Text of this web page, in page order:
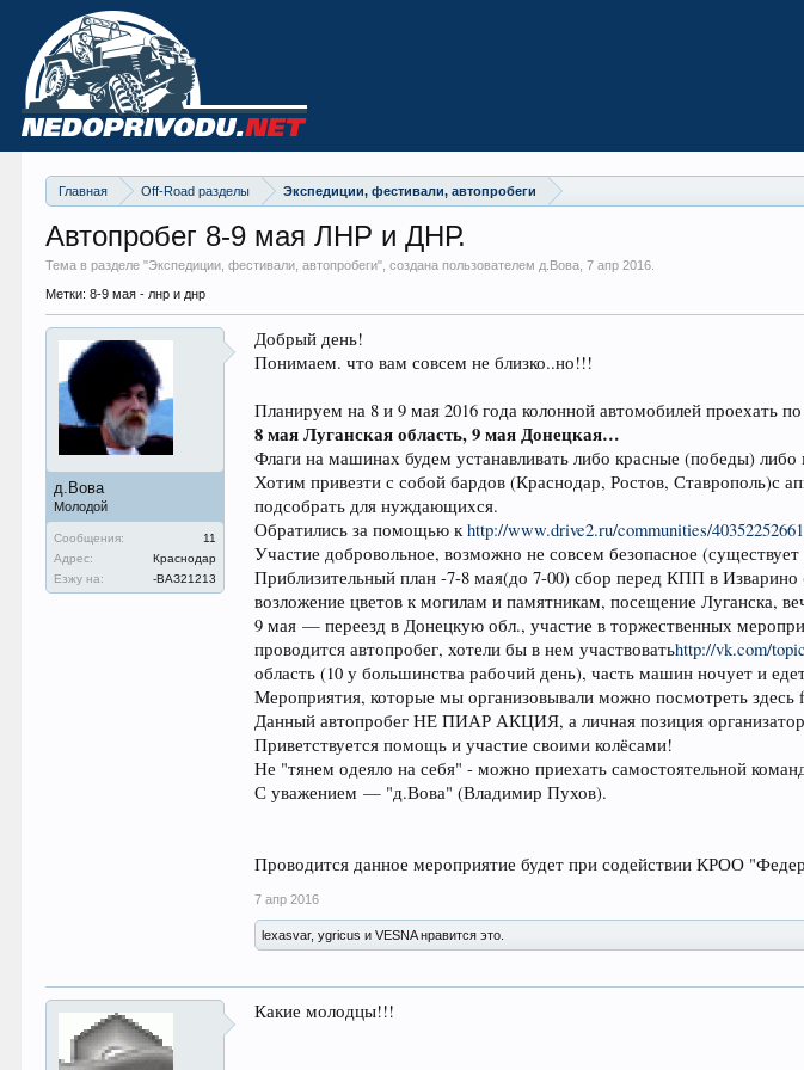
Главная Off-Road разделы Экспедиции, фестивали, автопробеги
Автопробег 8-9 мая ЛНР и ДНР.
Тема в разделе "Экспедиции, фестивали, автопробеги", создана пользователем д.Вова,7 апр 2016
Метки:8-9 мая - лнр и днр
д.Вова
Молодой
Сообщения:
11
Адрес:
Краснодар
Езжу на:
-ВАЗ21213
Добрый день!
Понимаем. что вам совсем не близко..но!!!
Планируем на 8 и 9 мая 2016 года колонной автомобилей проехать
8 мая Луганская область, 9 мая Донецкая…
Флаги на машинах будем устанавливать либо красные (победы)
Хотим привезти с собой бардов (Краснодар, Ростов, Ставрополь)с
подсобрать для нуждающихся.
Обратились за помощью кhttp://www.drive2.ru/communities/
Участие добровольное, возможно не совсем безопасное
Приблизительный план -7-8 мая(до 7-00) сбор перед КПП в
возложение цветов к могилам и памятникам, посещение Луганска,
9 мая — переезд в Донецкую обл., участие в торжественных
проводится автопробег, хотели бы в нем участвоватьhttp://vk.com/
область (10 у большинства рабочий день), часть машин ночует и
Мероприятия, которые мы организовывали можно посмотреть здесь
Данный автопробег НЕ ПИАР АКЦИЯ, а личная позиция
Приветствуется помощь и участие своими колёсами!
Не "тянем одеяло на себя" - можно приехать самостоятельной
С уважением — "д.Вова" (Владимир Пухов).
Проводится данное мероприятие будет при содействии КРОО
7 апр 2016
lexasvar, ygricus и VESNA нравится это.
Какие молодцы!!!